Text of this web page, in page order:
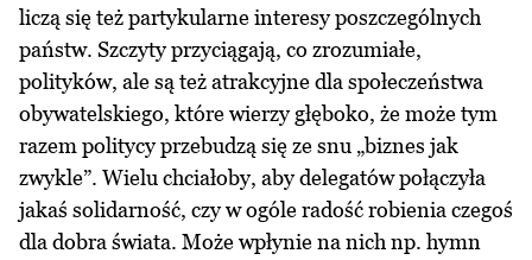
liczą się też partykularne interesy poszczególnych
państw. Szczyty przyciągają, co zrozumiałe,
polityków, ale są też atrakcyjne dla społeczeństwa
obywatelskiego, które wierzy głęboko, że może tym
razem politycy przebudzą się ze snu „biznes jak
zwykle”. Wielu chciałoby, aby delegatów połączyła
jakaś solidarność, czy w ogóle radość robienia czegoś
dla dobra świata. Może wpłynie na nich np. hymn